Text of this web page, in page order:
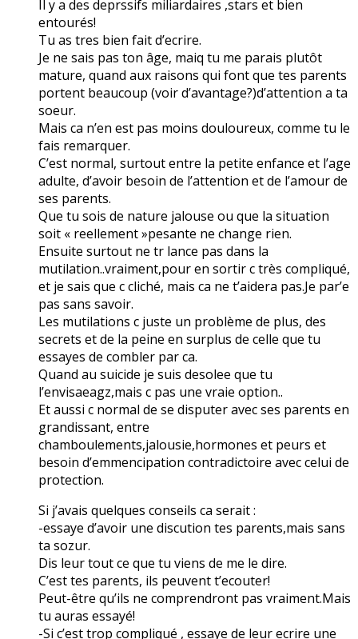
Il y a des deprssifs miliardaires ,stars et bien
entourés!
Tu as tres bien fait d’ecrire.
Je ne sais pas ton âge, maiq tu me parais plutôt
mature, quand aux raisons qui font que tes parents
portent beaucoup (voir d’avantage?)d’attention a ta
soeur.
Mais ca n’en est pas moins douloureux, comme tu le
fais remarquer.
C’est normal, surtout entre la petite enfance et l’age
adulte, d’avoir besoin de l’attention et de l’amour de
ses parents.
Que tu sois de nature jalouse ou que la situation
soit « reellement »pesante ne change rien.
Ensuite surtout ne tr lance pas dans la
mutilation..vraiment,pour en sortir c très compliqué,
et je sais que c cliché, mais ca ne t’aidera pas.Je par’e
pas sans savoir.
Les mutilations c juste un problème de plus, des
secrets et de la peine en surplus de celle que tu
essayes de combler par ca.
Quand au suicide je suis desolee que tu
l’envisaeagz,mais c pas une vraie option..
Et aussi c normal de se disputer avec ses parents en
grandissant, entre
chamboulements,jalousie,hormones et peurs et
besoin d’emmencipation contradictoire avec celui de
protection.
Si j’avais quelques conseils ca serait :
-essaye d’avoir une discution tes parents,mais sans
ta sozur.
Dis leur tout ce que tu viens de me le dire.
C’est tes parents, ils peuvent t’ecouter!
Peut-être qu’ils ne comprendront pas vraiment.Mais
tu auras essayé!
-Si c’est trop compliqué , essaye de leur ecrire une